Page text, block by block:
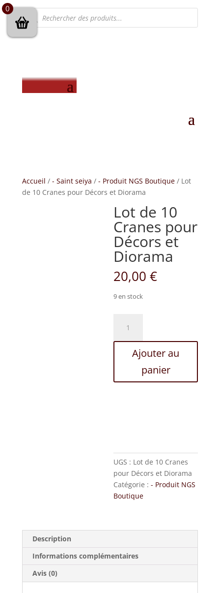
Recherche
de
produits
Accueil / - Saint seiya / - Produit NGS Boutique/ Lot
de 10 Cranes pour Décors et Diorama
Lot de 10
Cranes pour
Décors et
Diorama
20,00€
9 en stock
Lot
Ajouter au
panier
UGS : Lot de 10 Cranes
pour Décors et Diorama
Catégorie :- Produit NGS
Boutique
Description
Informations complémentaires
Avis (0)
0